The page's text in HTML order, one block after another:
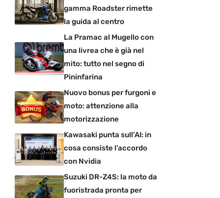
gamma Roadster rimette
la guida al centro
La Pramac al Mugello con
una livrea che è già nel
mito: tutto nel segno di
Pininfarina
Nuovo bonus per furgoni e
moto: attenzione alla
motorizzazione
Kawasaki punta sull’AI: in
cosa consiste l’accordo
con Nvidia
Suzuki DR-Z4S: la moto da
fuoristrada pronta per